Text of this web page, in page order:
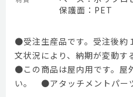
保護面：PET
●受注生産品です。受注後約
文状況により、納期が変動す
●この商品は屋内用です。屋
い。 ●アタッチメントパー